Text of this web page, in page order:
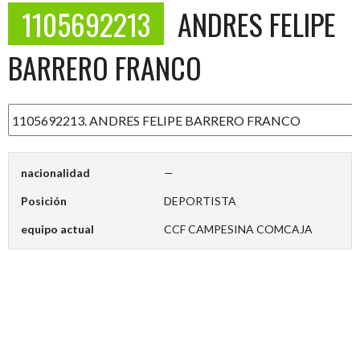
1105692213
ANDRES FELIPE
BARRERO FRANCO
nacionalidad —
Posición DEPORTISTA
equipo actual CCF CAMPESINA COMCAJA